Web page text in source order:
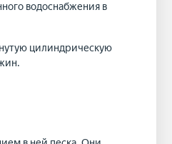
водоснабжения в
цилиндрическую